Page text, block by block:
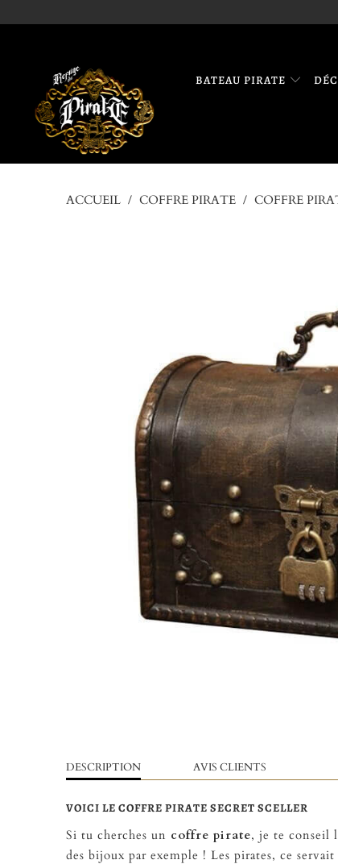
BATEAU PIRATE
ACCUEIL / COFFRE PIRATE / COFFRE
DESCRIPTION AVIS CLIENTS
VOICI LE COFFRE PIRATE SECRET SCELLER
Si tu cherches un coffre pirate, je te conseil
des bijoux par exemple ! Les pirates, ce